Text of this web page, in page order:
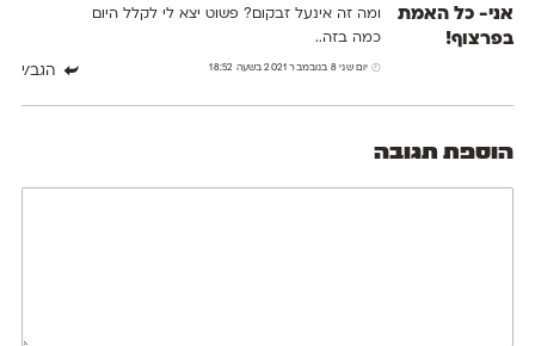
אני- כל האמת
בפרצוף!
ומה זה אינעל זבקום? פשוט יצא לי לקלל היום
כמה בזה..
יום שני 8 בנובמבר 2021 בשעה 18:52 הגב/י
הוספת תגובה